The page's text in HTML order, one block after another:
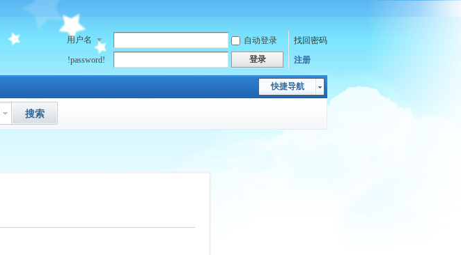
用户名 自动登录
找回密码
!password!
登录 注册
快捷导航
搜索